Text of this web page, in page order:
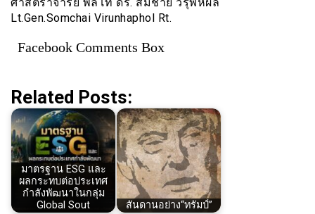
Lt.Gen.Somchai Virunhaphol Rt.
Facebook Comments Box
Related Posts:
มาตรฐาน ESG และ
ผลกระทบต่อประเทศ
กำลังพัฒนาในกลุ่ม
Global Sout
สันดานอย่าง“ทรัมป์”